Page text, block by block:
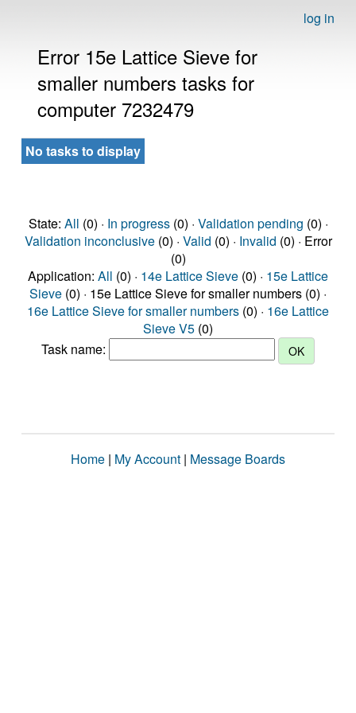
log in
Error 15e Lattice Sieve for
smaller numbers tasks for
computer 7232479
No tasks to display
State: All (0) · In progress(0) · Validation pending (0) ·
Validation inconclusive(0) · Valid (0) · Invalid (0) · Error
(0)
Application: All (0) · 14e Lattice Sieve (0) · 15e Lattice
Sieve (0) · 15e Lattice Sieve for smaller numbers (0) ·
16e Lattice Sieve for smaller numbers (0) · 16e Lattice
Sieve V5 (0)
Task name:
Home | My Account | Message Boards